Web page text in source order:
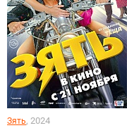
Зять, 2024